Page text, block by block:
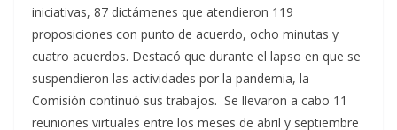
iniciativas, 87 dictámenes que atendieron 119
proposiciones con punto de acuerdo, ocho minutas y
cuatro acuerdos. Destacó que durante el lapso en que se
suspendieron las actividades por la pandemia, la
Comisión continuó sus trabajos. Se llevaron a cabo 11
reuniones virtuales entre los meses de abril y septiembre